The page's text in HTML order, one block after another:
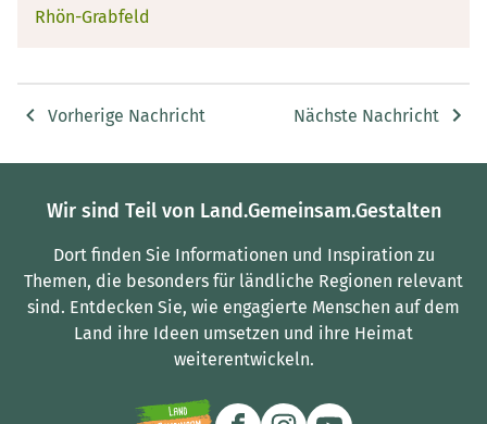
Rhön-Grabfeld
Vorherige Nachricht Nächste Nachricht
Wir sind Teil von Land.Gemeinsam.Gestalten
Dort finden Sie Informationen und Inspiration zu
Themen, die besonders für ländliche Regionen relevant
sind. Entdecken Sie, wie engagierte Menschen auf dem
Land ihre Ideen umsetzen und ihre Heimat
weiterentwickeln.